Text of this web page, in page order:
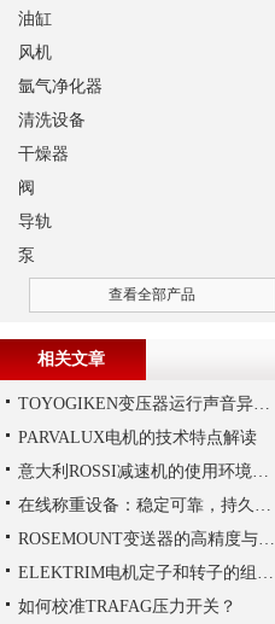
油缸
风机
氩气净化器
清洗设备
干燥器
阀
导轨
泵
查看全部产品
相关文章
TOYOGIKEN变压器运行声音异常的判断方法
PARVALUX电机的技术特点解读
意大利ROSSI减速机的使用环境和保养要求
在线称重设备：稳定可靠，持久保障生产质量
ROSEMOUNT变送器的高精度与高可靠性设计揭秘
ELEKTRIM电机定子和转子的组成结构如下
如何校准TRAFAG压力开关？